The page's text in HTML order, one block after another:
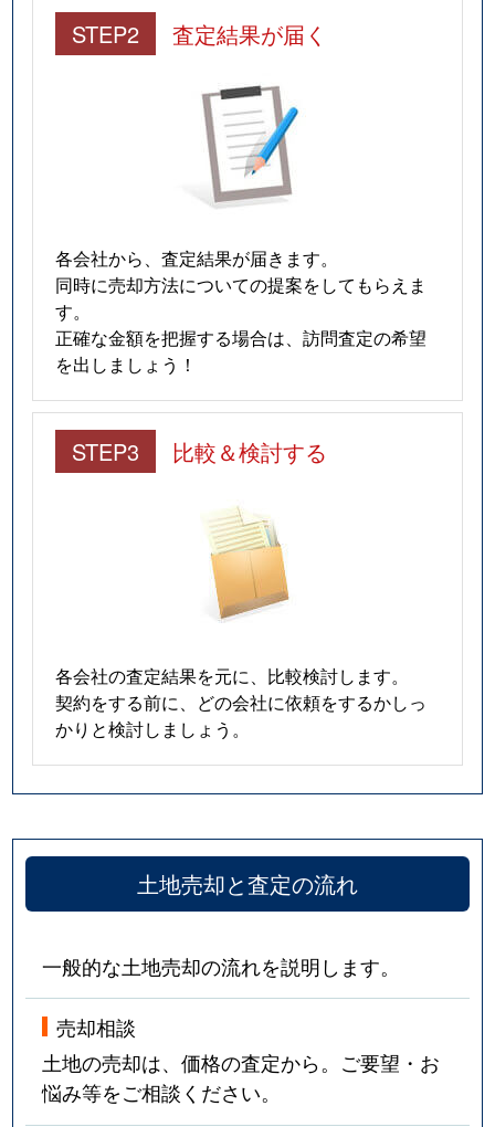
STEP2 査定結果が届く
各会社から、査定結果が届きます。
同時に売却方法についての提案をしてもらえま
す。
正確な金額を把握する場合は、訪問査定の希望
を出しましょう！
STEP3 比較＆検討する
各会社の査定結果を元に、比較検討します。
契約をする前に、どの会社に依頼をするかしっ
かりと検討しましょう。
土地売却と査定の流れ
一般的な土地売却の流れを説明します。
売却相談
土地の売却は、価格の査定から。ご要望・お
悩み等をご相談ください。